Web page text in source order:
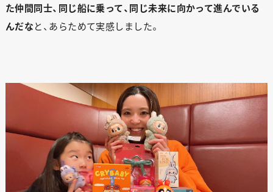
た仲間同士、同じ船に乗って、同じ未来に向かって進んでいる
んだなと、あらためて実感しました。